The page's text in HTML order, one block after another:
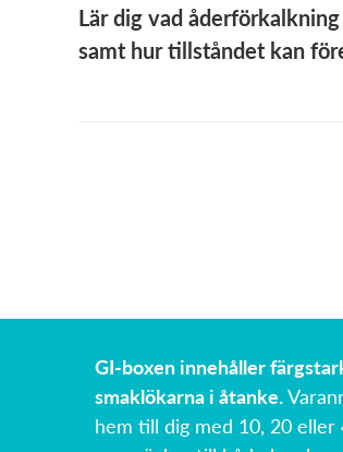
Lär dig vad
samt hur tillståndet kan
GI-boxen innehåller
smaklökarna i åtanke.
hem till dig med 10, 20